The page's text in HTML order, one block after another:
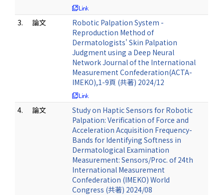
3. 論文
Robotic Palpation System -
Reproduction Method of
Dermatologists' Skin Palpation
Judgment using a Deep Neural
Network Journal of the International
Measurement Confederation(ACTA-
IMEKO),1-9頁 (共著) 2024/12
4. 論文
Study on Haptic Sensors for Robotic
Palpation: Verification of Force and
Acceleration Acquisition Frequency-
Bands for Identifying Softness in
Dermatological Examination
Measurement: Sensors/Proc. of 24th
International Measurement
Confederation (IMEKO) World
Congress (共著) 2024/08